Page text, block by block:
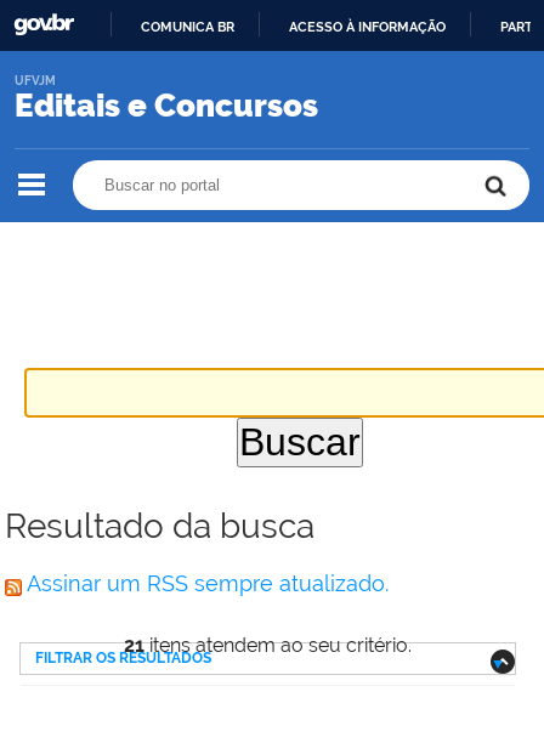
O
COMUNICA BR ACESSO À INFORMAÇÃO
Editais e Concursos
UFVJM
Resultado da busca
Assinar um RSS sempre atualizado.
21itens atendem ao seu critério.
FILTRAR OS RESULTADOS